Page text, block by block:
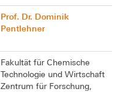
Prof. Dr. Dominik
Pentlehner
Fakultät für Chemische
Technologie und Wirtschaft
Zentrum für Forschung,